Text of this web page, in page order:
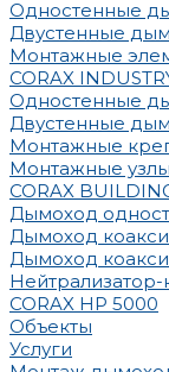
Одностенные
Двустенные
Монтажные
CORAX
Одностенные
Двустенные
Монтажные
Монтажные узлы
CORAX
Дымоход
Дымоход
Дымоход
CORAX HP 5000
Объекты
Услуги